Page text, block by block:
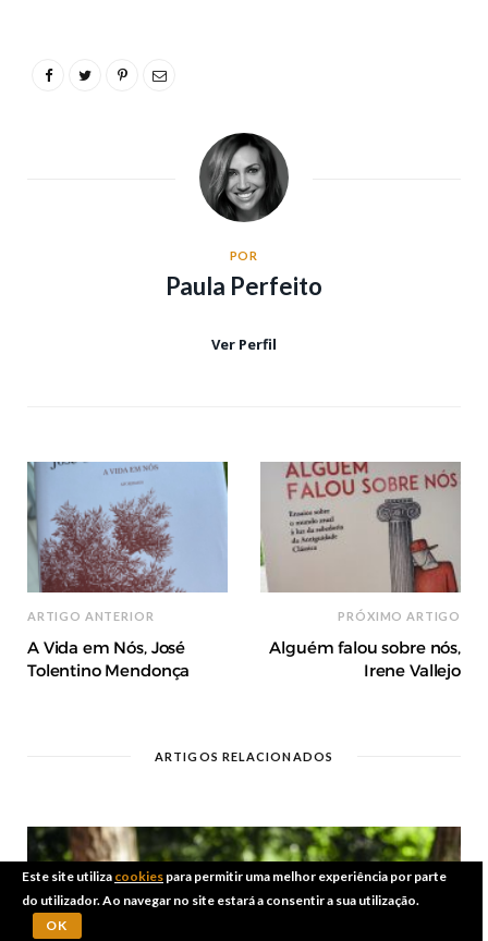
POR
Paula Perfeito
Ver Perfil
ARTIGO ANTERIOR
A Vida em Nós, José
Tolentino Mendonça
PRÓXIMO ARTIGO
Alguém falou sobre nós,
Irene Vallejo
ARTIGOS RELACIONADOS
Este site utiliza cookies para permitir uma melhor experiência por parte
do utilizador. Ao navegar no site estará a consentir a sua utilização.
OK